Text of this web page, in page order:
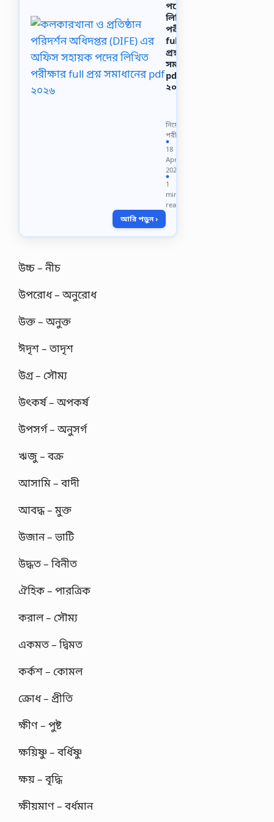
পদের
লিখিত
পরীক্ষার
full
প্রশ্ন
সমাধানের
pdf
২০২৬
প্রতিষ্ঠান
পরিদর্শন
অধিদপ্তর
(DIFE)
এর
অফিস
সহায়ক
পদের
লিখিত
full
নিয়োগ
পরীক্ষা
●
18
Apr
2026
●
1
min
read
আরি পড়ুন ›
উচ্চ – নীচ
উপরোধ – অনুরোধ
উক্ত – অনুক্ত
ঈদৃশ – তাদৃশ
উগ্র – সৌম্য
উৎকর্ষ – অপকর্ষ
উপসর্গ – অনুসর্গ
ঋজু – বক্র
আসামি – বাদী
আবদ্ধ – মুক্ত
উজান – ভাটি
উদ্ধত – বিনীত
ঐহিক – পারত্রিক
করাল – সৌম্য
একমত – দ্বিমত
কর্কশ – কোমল
ক্রোধ – প্রীতি
ক্ষীণ – পুষ্ট
ক্ষয়িষ্ণু – বর্ধিষ্ণু
ক্ষয় – বৃদ্ধি
ক্ষীয়মাণ – বর্ধমান